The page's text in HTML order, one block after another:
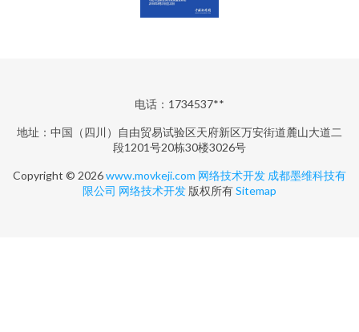
电话：1734537**
地址：中国（四川）自由贸易试验区天府新区万安街道麓山大道二
段1201号20栋30楼3026号
Copyright © 2026www.movkeji.com 网络技术开发 成都墨维科技有
限公司 网络技术开发 版权所有Sitemap